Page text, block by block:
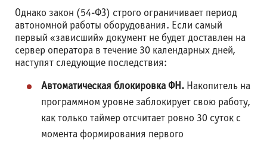
Однако закон (54-ФЗ) строго ограничивает период
автономной работы оборудования. Если самый
первый «зависший» документ не будет доставлен на
сервер оператора в течение 30 календарных дней,
наступят следующие последствия:
Автоматическая блокировка ФН. Накопитель на
программном уровне заблокирует свою работу,
как только таймер отсчитает ровно 30 суток с
момента формирования первого